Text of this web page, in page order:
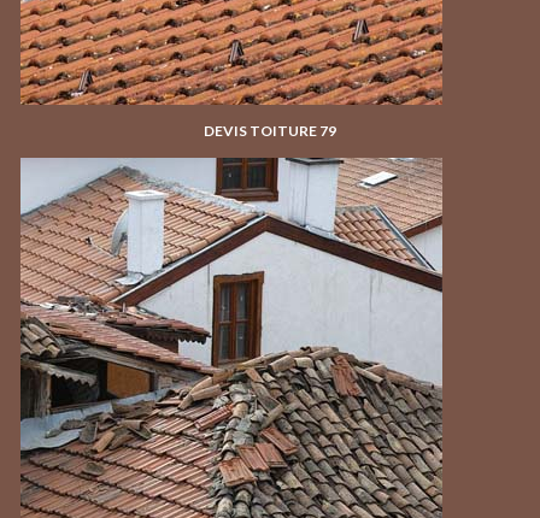
DEVIS TOITURE 79